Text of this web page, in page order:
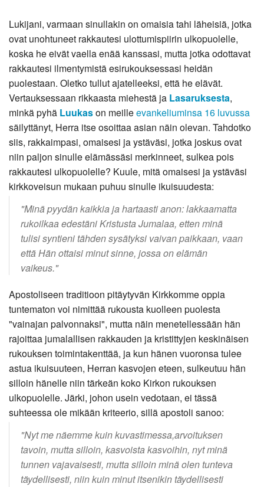
Lukijani, varmaan sinullakin on omaisia tahi läheisiä, jotka
ovat unohtuneet rakkautesi ulottumispiirin ulkopuolelle,
koska he eivät vaella enää kanssasi, mutta jotka odottavat
rakkautesi ilmentymistä esirukouksessasi heidän
puolestaan. Oletko tullut ajatelleeksi, että he elävät.
Vertauksessaan rikkaasta miehestä ja Lasaruksesta,
minkä pyhä Luukason meilleevankeliuminsa 16 luvussa
säilyttänyt, Herra itse osoittaa asian näin olevan. Tahdotko
siis, rakkaimpasi, omaisesi ja ystäväsi, jotka joskus ovat
niin paljon sinulle elämässäsi merkinneet, sulkea pois
rakkautesi ulkopuolelle? Kuule, mitä omaisesi ja ystäväsi
kirkkoveisun mukaan puhuu sinulle ikuisuudesta:
"Minä pyydän kaikkia ja hartaasti anon: lakkaamatta
rukoilkaa edestäni Kristusta Jumalaa, etten minä
tulisi syntieni tähden sysätyksi vaivan paikkaan, vaan
että Hän ottaisi minut sinne, jossa on elämän
vaikeus."
Apostoliseen traditioon pitäytyvän Kirkkomme oppia
tuntematon voi nimittää rukousta kuolleen puolesta
"vainajan palvonnaksi", mutta näin menetellessään hän
rajoittaa jumalallisen rakkauden ja kristittyjen keskinäisen
rukouksen toimintakenttää, ja kun hänen vuoronsa tulee
astua ikuisuuteen, Herran kasvojen eteen, sulkeutuu hän
silloin hänelle niin tärkeän koko Kirkon rukouksen
ulkopuolelle. Järki, johon usein vedotaan, ei tässä
suhteessa ole mikään kriteerio, sillä apostoli sanoo:
"Nyt me näemme kuin kuvastimessa,arvoituksen
tavoin, mutta silloin, kasvoista kasvoihin, nyt minä
tunnen vajavaisesti, mutta silloin minä olen tunteva
täydellisesti, niin kuin minut itsenikin täydellisesti